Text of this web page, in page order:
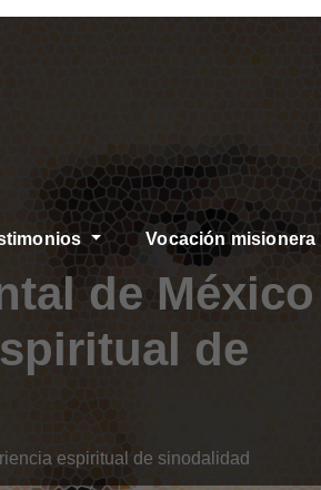
Vocación misionera
de
de
espiritual de sinodalidad